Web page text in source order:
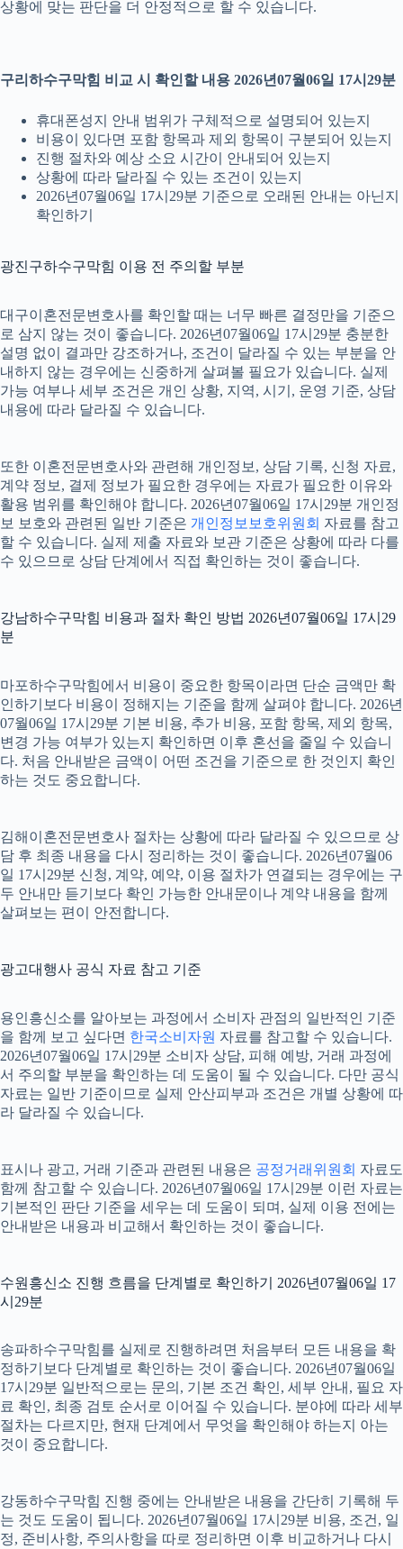
상황에 맞는 판단을 더 안정적으로 할 수 있습니다.
구리하수구막힘 비교 시 확인할 내용 2026년07월06일 17시29분
휴대폰성지 안내 범위가 구체적으로 설명되어 있는지
비용이 있다면 포함 항목과 제외 항목이 구분되어 있는지
진행 절차와 예상 소요 시간이 안내되어 있는지
상황에 따라 달라질 수 있는 조건이 있는지
2026년07월06일 17시29분 기준으로 오래된 안내는 아닌지
확인하기
광진구하수구막힘 이용 전 주의할 부분
대구이혼전문변호사를 확인할 때는 너무 빠른 결정만을 기준으
로 삼지 않는 것이 좋습니다. 2026년07월06일 17시29분 충분한
설명 없이 결과만 강조하거나, 조건이 달라질 수 있는 부분을 안
내하지 않는 경우에는 신중하게 살펴볼 필요가 있습니다. 실제
가능 여부나 세부 조건은 개인 상황, 지역, 시기, 운영 기준, 상담
내용에 따라 달라질 수 있습니다.
또한 이혼전문변호사와 관련해 개인정보, 상담 기록, 신청 자료,
계약 정보, 결제 정보가 필요한 경우에는 자료가 필요한 이유와
활용 범위를 확인해야 합니다. 2026년07월06일 17시29분 개인정
보 보호와 관련된 일반 기준은 개인정보보호위원회 자료를 참고
할 수 있습니다. 실제 제출 자료와 보관 기준은 상황에 따라 다를
수 있으므로 상담 단계에서 직접 확인하는 것이 좋습니다.
강남하수구막힘 비용과 절차 확인 방법 2026년07월06일 17시29
분
마포하수구막힘에서 비용이 중요한 항목이라면 단순 금액만 확
인하기보다 비용이 정해지는 기준을 함께 살펴야 합니다. 2026년
07월06일 17시29분 기본 비용, 추가 비용, 포함 항목, 제외 항목,
변경 가능 여부가 있는지 확인하면 이후 혼선을 줄일 수 있습니
다. 처음 안내받은 금액이 어떤 조건을 기준으로 한 것인지 확인
하는 것도 중요합니다.
김해이혼전문변호사 절차는 상황에 따라 달라질 수 있으므로 상
담 후 최종 내용을 다시 정리하는 것이 좋습니다. 2026년07월06
일 17시29분 신청, 계약, 예약, 이용 절차가 연결되는 경우에는 구
두 안내만 듣기보다 확인 가능한 안내문이나 계약 내용을 함께
살펴보는 편이 안전합니다.
광고대행사 공식 자료 참고 기준
용인흥신소를 알아보는 과정에서 소비자 관점의 일반적인 기준
을 함께 보고 싶다면 한국소비자원 자료를 참고할 수 있습니다.
2026년07월06일 17시29분 소비자 상담, 피해 예방, 거래 과정에
서 주의할 부분을 확인하는 데 도움이 될 수 있습니다. 다만 공식
자료는 일반 기준이므로 실제 안산피부과 조건은 개별 상황에 따
라 달라질 수 있습니다.
표시나 광고, 거래 기준과 관련된 내용은 공정거래위원회 자료도
함께 참고할 수 있습니다. 2026년07월06일 17시29분 이런 자료는
기본적인 판단 기준을 세우는 데 도움이 되며, 실제 이용 전에는
안내받은 내용과 비교해서 확인하는 것이 좋습니다.
수원흥신소 진행 흐름을 단계별로 확인하기 2026년07월06일 17
시29분
송파하수구막힘를 실제로 진행하려면 처음부터 모든 내용을 확
정하기보다 단계별로 확인하는 것이 좋습니다. 2026년07월06일
17시29분 일반적으로는 문의, 기본 조건 확인, 세부 안내, 필요 자
료 확인, 최종 검토 순서로 이어질 수 있습니다. 분야에 따라 세부
절차는 다르지만, 현재 단계에서 무엇을 확인해야 하는지 아는
것이 중요합니다.
강동하수구막힘 진행 중에는 안내받은 내용을 간단히 기록해 두
는 것도 도움이 됩니다. 2026년07월06일 17시29분 비용, 조건, 일
정, 준비사항, 주의사항을 따로 정리하면 이후 비교하거나 다시